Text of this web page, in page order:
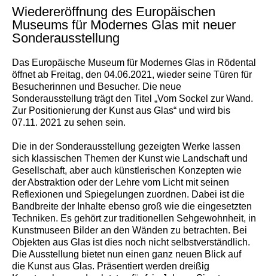
Wiedereröffnung des Europäischen
Museums für Modernes Glas mit neuer
Sonderausstellung
Das Europäische Museum für Modernes Glas in Rödental
öffnet ab Freitag, den 04.06.2021, wieder seine Türen für
Besucherinnen und Besucher. Die neue
Sonderausstellung trägt den Titel „Vom Sockel zur Wand.
Zur Positionierung der Kunst aus Glas“ und wird bis
07.11. 2021 zu sehen sein.
Die in der Sonderausstellung gezeigten Werke lassen
sich klassischen Themen der Kunst wie Landschaft und
Gesellschaft, aber auch künstlerischen Konzepten wie
der Abstraktion oder der Lehre vom Licht mit seinen
Reflexionen und Spiegelungen zuordnen. Dabei ist die
Bandbreite der Inhalte ebenso groß wie die eingesetzten
Techniken. Es gehört zur traditionellen Sehgewohnheit, in
Kunstmuseen Bilder an den Wänden zu betrachten. Bei
Objekten aus Glas ist dies noch nicht selbstverständlich.
Die Ausstellung bietet nun einen ganz neuen Blick auf
die Kunst aus Glas. Präsentiert werden dreißig